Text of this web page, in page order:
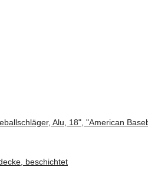
Alu, 18", "American